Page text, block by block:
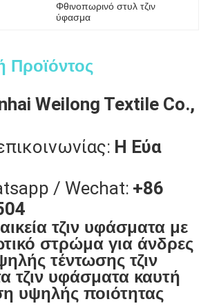
Φθινοπωρινό στυλ τζιν
ύφασμα
Προϊόντος
Weilong Textile Co.,
Η Εύα
/ Wechat: +86
τζιν υφάσματα με
στρώμα για άνδρες
τέντωσης τζιν
τζιν υφάσματα καυτή
υψηλής ποιότητας